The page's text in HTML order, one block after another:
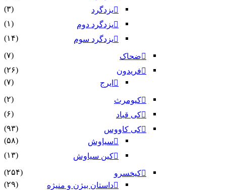
یزدگرد
(۳)
یزدگرد دوم
(۱)
یزدگرد سوم
(۱۴)
ضحاک
(۷)
فریدون
(۲۶)
ایرج
(۷)
کیومرث
(۲)
کی قباد
(۶)
کی کاووس
(۹۳)
سیاوش
(۵۸)
کین سیاوش
(۱۳)
کیخسرو
(۲۵۴)
داستان بیژن و منیژه
(۲۹)